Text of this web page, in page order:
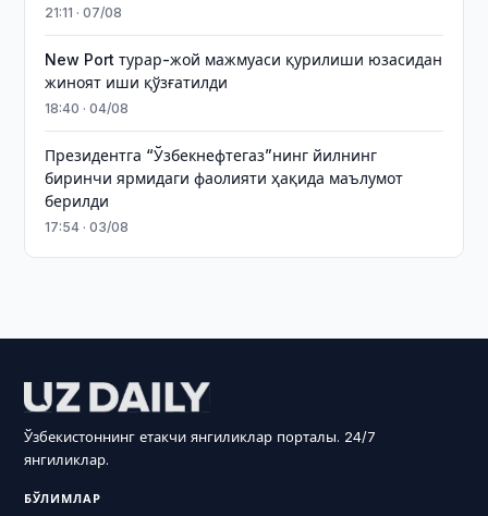
21:11 · 07/08
New Port турар-жой мажмуаси қурилиши юзасидан
жиноят иши қўзғатилди
18:40 · 04/08
Президентга “Ўзбекнефтегаз”нинг йилнинг
биринчи ярмидаги фаолияти ҳақида маълумот
берилди
17:54 · 03/08
Ўзбекистоннинг етакчи янгиликлар порталы. 24/7
янгиликлар.
БЎЛИМЛАР